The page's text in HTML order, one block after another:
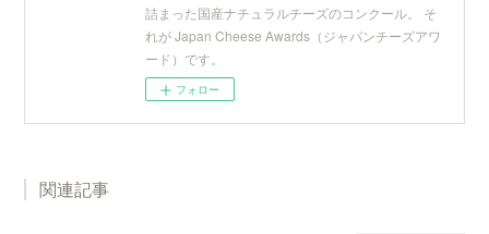
詰まった国産ナチュラルチーズのコンクール。 そ
れが Japan Cheese Awards（ジャパンチーズアワ
ード）です。
フォロー
関連記事